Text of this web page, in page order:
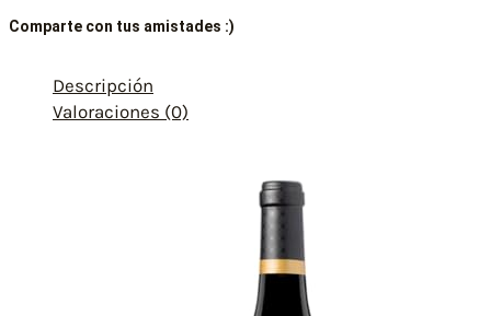
Comparte con tus amistades :)
Descripción
Valoraciones (0)